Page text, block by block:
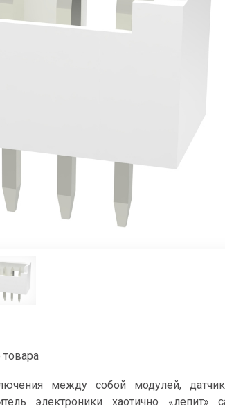
между собой модулей,
электроники хаотично «лепит»